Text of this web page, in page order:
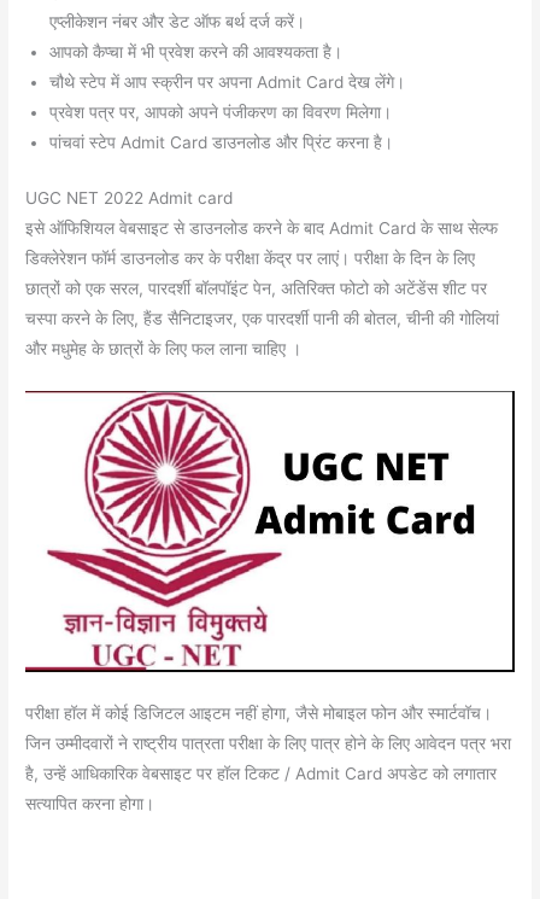
एप्लीकेशन नंबर और डेट ऑफ बर्थ दर्ज करें।
आपको कैप्चा में भी प्रवेश करने की आवश्यकता है।
चौथे स्टेप में आप स्क्रीन पर अपना Admit Card देख लेंगे।
प्रवेश पत्र पर, आपको अपने पंजीकरण का विवरण मिलेगा।
पांचवां स्टेप Admit Card डाउनलोड और प्रिंट करना है।
UGC NET 2022 Admit card
इसे ऑफिशियल वेबसाइट से डाउनलोड करने के बाद Admit Card के साथ सेल्फ
डिक्लेरेशन फॉर्म डाउनलोड कर के परीक्षा केंद्र पर लाएं। परीक्षा के दिन के लिए
छात्रों को एक सरल, पारदर्शी बॉलपॉइंट पेन, अतिरिक्त फोटो को अटेंडेंस शीट पर
चस्पा करने के लिए, हैंड सैनिटाइजर, एक पारदर्शी पानी की बोतल, चीनी की गोलियां
और मधुमेह के छात्रों के लिए फल लाना चाहिए ।
परीक्षा हॉल में कोई डिजिटल आइटम नहीं होगा, जैसे मोबाइल फोन और स्मार्टवॉच।
जिन उम्मीदवारों ने राष्ट्रीय पात्रता परीक्षा के लिए पात्र होने के लिए आवेदन पत्र भरा
है, उन्हें आधिकारिक वेबसाइट पर हॉल टिकट / Admit Card अपडेट को लगातार
सत्यापित करना होगा।